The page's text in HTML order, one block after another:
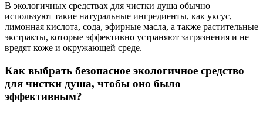
В экологичных средствах для чистки душа обычно
используют такие натуральные ингредиенты, как уксус,
лимонная кислота, сода, эфирные масла, а также растительные
экстракты, которые эффективно устраняют загрязнения и не
вредят коже и окружающей среде.
Как выбрать безопасное экологичное средство
для чистки душа, чтобы оно было
эффективным?